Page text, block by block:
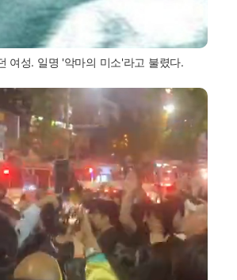
여성. 일명 '악마의 미소'라고 불렸다.